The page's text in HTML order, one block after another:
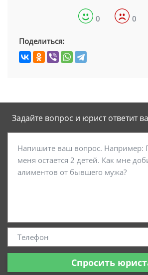
0 0
Поделиться:
Задайте вопрос и юрист ответит
Спросить